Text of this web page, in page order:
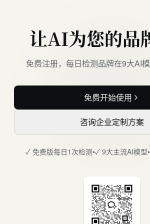
让AI为您的品
免费注册，每日检测品牌在9大AI
免费开始使用
咨询企业定制方案
✓ 免费版每日1次检测•✓ 9大主流AI模型•